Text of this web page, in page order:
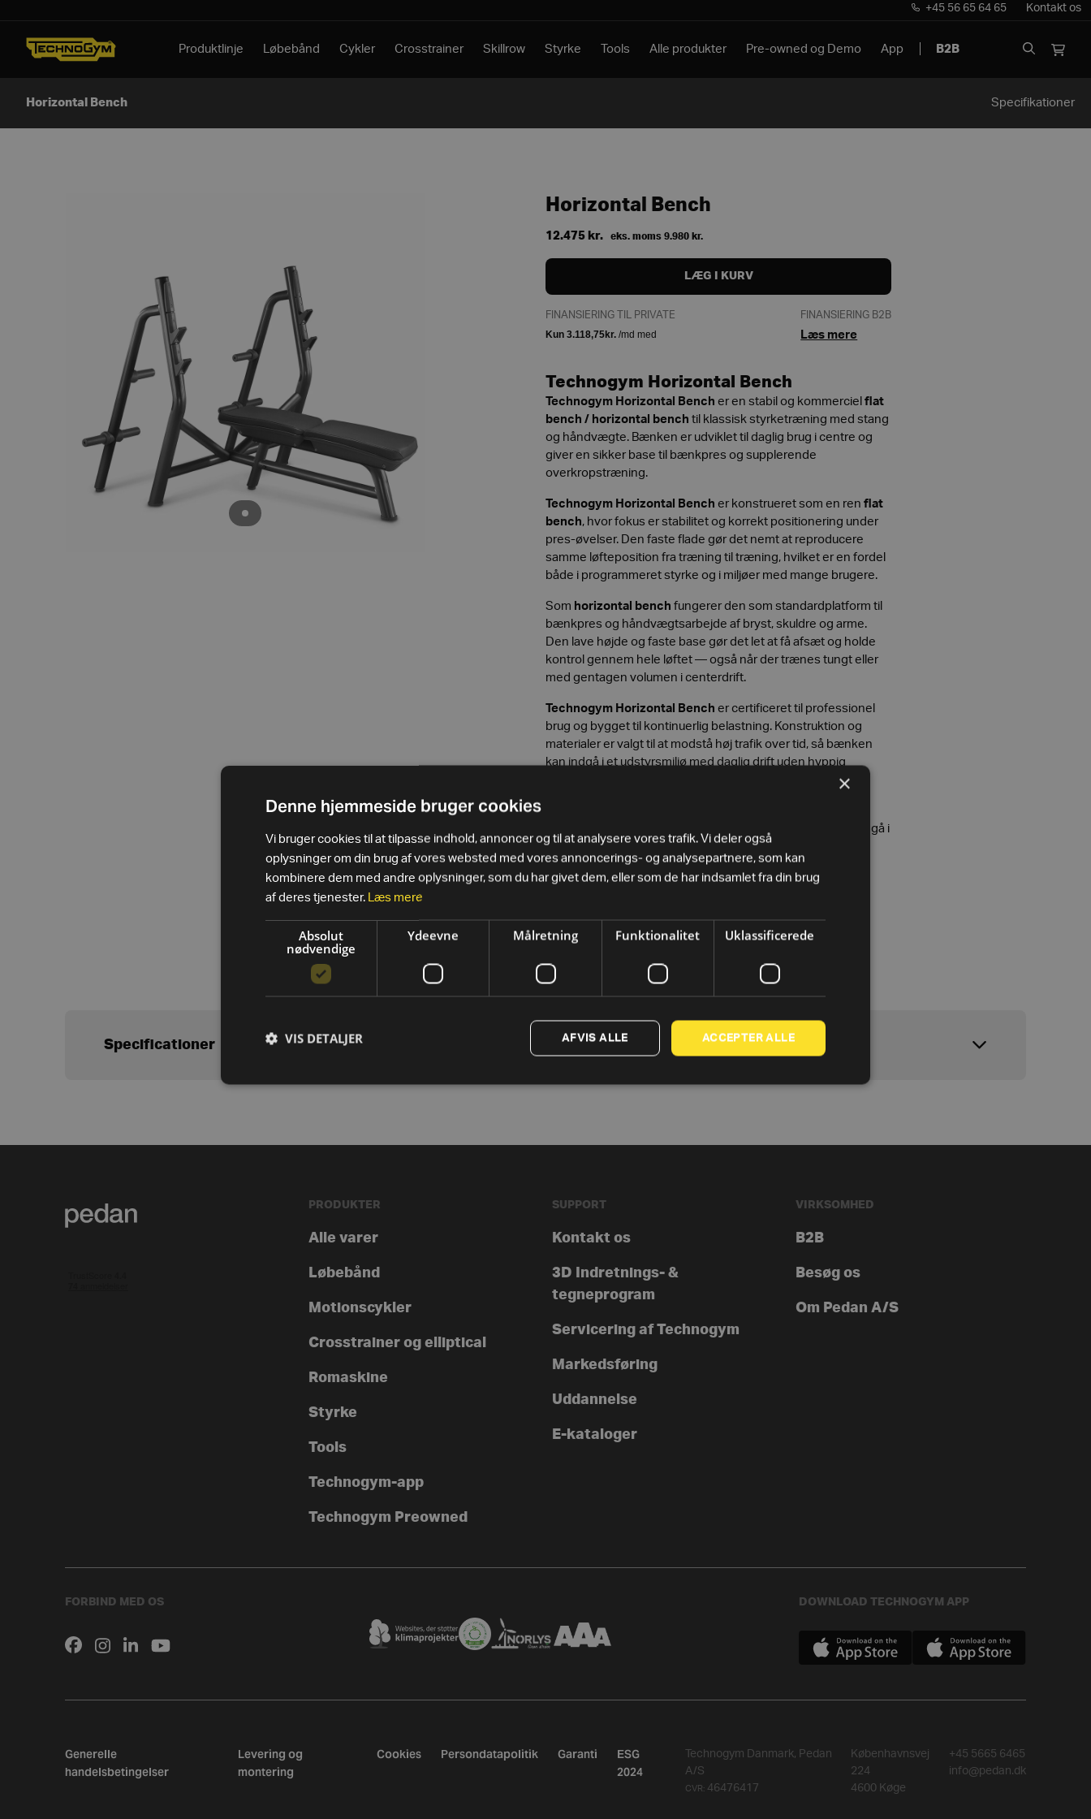
+45 56 65 64 65 Kontakt os
Produktlinje Løbebånd Cykler Crosstrainer Skillrow Styrke Tools Alle produkter Pre-owned og Demo App B2B
Horizontal Bench Specifikationer
Horizontal Bench
12.475 kr. eks. moms 9.980 kr.
LÆG I KURV
FINANSIERING TIL PRIVATE FINANSIERING B2B
Læs mere
Technogym Horizontal Bench
Technogym Horizontal Bench er en stabil og kommerciel flat
bench / horizontal bench til klassisk styrketræning med stang
og håndvægte. Bænken er udviklet til daglig brug i centre og
giver en sikker base til bænkpres og supplerende
overkropstræning.
Technogym Horizontal Bench er konstrueret som en ren flat
bench, hvor fokus er stabilitet og korrekt positionering under
pres-øvelser. Den faste flade gør det nemt at reproducere
samme løfteposition fra træning til træning, hvilket er en fordel
både i programmeret styrke og i miljøer med mange brugere.
Som horizontal bench fungerer den som standardplatform til
bænkpres og håndvægtsarbejde af bryst, skuldre og arme.
Den lave højde og faste base gør det let at få afsæt og holde
kontrol gennem hele løftet — også når der trænes tungt eller
med gentagen volumen i centerdrift.
Technogym Horizontal Bench er certificeret til professionel
brug og bygget til kontinuerlig belastning. Konstruktion og
materialer er valgt til at modstå høj trafik over tid, så bænken
kan indgå i et udstyrsmiljø med daglig drift uden hyppig
øvrigt udstyr i design og finish og kan indgå i
et ensartet centerlayout med samme brandlinje.
Specificationer
PRODUKTER
Alle varer
Løbebånd
Motionscykler
Crosstrainer og elliptical
Romaskine
Styrke
Tools
Technogym-app
Technogym Preowned
SUPPORT
Kontakt os
3D Indretnings- &
tegneprogram
Servicering af Technogym
Markedsføring
Uddannelse
E-kataloger
VIRKSOMHED
B2B
Besøg os
Om Pedan A/S
FORBIND MED OS DOWNLOAD TECHNOGYM APP
Generelle
handelsbetingelser
Levering og
montering
Cookies Persondatapolitik Garanti
ESG
2024
Technogym Danmark, Pedan
A/S
CVR: 46476417
Københavnsvej
224
4600 Køge
+45 5665 6465
info@pedan.dk
×
Denne hjemmeside bruger cookies
Vi bruger cookies til at tilpasse indhold, annoncer og til at analysere vores trafik. Vi deler også
oplysninger om din brug af vores websted med vores annoncerings- og analysepartnere, som kan
kombinere dem med andre oplysninger, som du har givet dem, eller som de har indsamlet fra din brug
af deres tjenester.
Læs mere
Absolut
nødvendige
Ydeevne Målretning Funktionalitet Uklassificerede
ACCEPTER ALLE
AFVIS ALLE
VIS DETALJER